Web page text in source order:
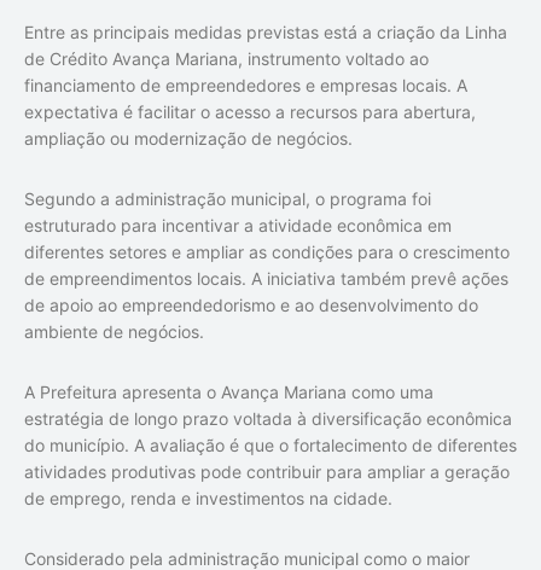
Entre as principais medidas previstas está a criação da Linha
de Crédito Avança Mariana, instrumento voltado ao
financiamento de empreendedores e empresas locais. A
expectativa é facilitar o acesso a recursos para abertura,
ampliação ou modernização de negócios.
Segundo a administração municipal, o programa foi
estruturado para incentivar a atividade econômica em
diferentes setores e ampliar as condições para o crescimento
de empreendimentos locais. A iniciativa também prevê ações
de apoio ao empreendedorismo e ao desenvolvimento do
ambiente de negócios.
A Prefeitura apresenta o Avança Mariana como uma
estratégia de longo prazo voltada à diversificação econômica
do município. A avaliação é que o fortalecimento de diferentes
atividades produtivas pode contribuir para ampliar a geração
de emprego, renda e investimentos na cidade.
Considerado pela administração municipal como o maior